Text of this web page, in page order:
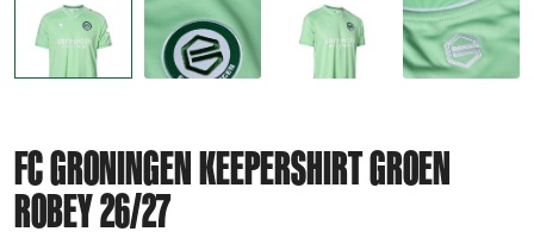
FC GRONINGEN KEEPERSHIRT GROEN
ROBEY 26/27